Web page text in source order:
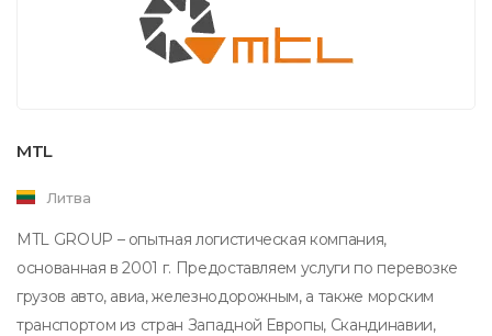
MTL
Литва
MTL GROUP – опытная логистическая компания,
основанная в 2001 г. Предоставляем услуги по перевозке
грузов авто, авиа, железнодорожным, а также морским
транспортом из стран Западной Европы, Скандинавии,